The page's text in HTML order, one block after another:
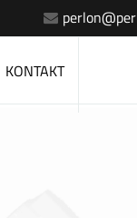
KONTAKT